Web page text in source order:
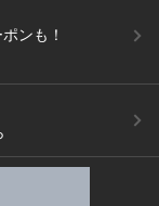
ンも！